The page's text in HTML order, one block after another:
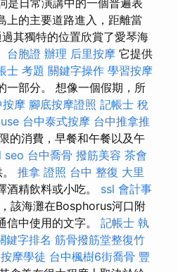
上的主要道路進入，距離當
其獨特的位置欣賞了愛琴海
台胞證 辦理 后里按摩 它提供
士 考題 關鍵字操作 學習按摩
一部分。 想像一個假期，所
按摩 腳底按摩證照 記帳士 稅
台中泰式按摩 台中推拿推
的消費，早餐和午餐以及午
seo 台中喬骨 撥筋美容 茶會
推拿 證照 台中 整復 大里
精飲料或小吃。 ssl 會計事
該海灘在Bosphorus河口附
中使用的文字。 記帳士 執
鍵字排名 筋骨撥筋堂整復竹
按摩學徒 台中楓樹6街喬骨 豐